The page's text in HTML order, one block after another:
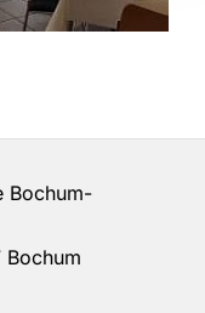
Bochum-
Bochum